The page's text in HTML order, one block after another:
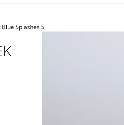
Splashes S